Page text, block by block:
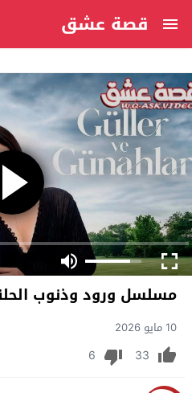
قصة عشق
مسلسل ورود وذنوب الحلقة 11
10 مايو 2026
33
6